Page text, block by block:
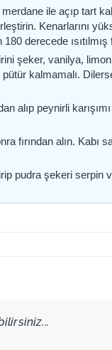
ile açıp tart
Kenarlarını
derecede ısıtılmış
şeker, vanilya,
kalmamalı.
alıp peynirli
fırından alın. Kabı
pudra şekeri serpin